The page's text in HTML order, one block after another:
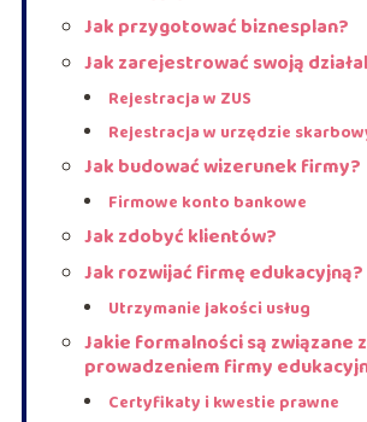
Jak przygotować biznesplan?
Jak zarejestrować swoją
Rejestracja w ZUS
Rejestracja w urzędzie
Jak budować wizerunek firmy?
Firmowe konto bankowe
Jak zdobyć klientów?
Jak rozwijać firmę edukacyjną?
Utrzymanie jakości usług
Jakie formalności są związane z
prowadzeniem firmy
Certyfikaty i kwestie prawne